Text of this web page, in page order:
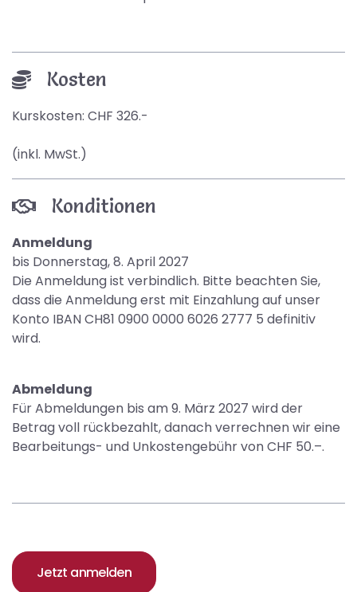
Kosten
Kurskosten: CHF 326.-
(inkl. MwSt.)
Konditionen
Anmeldung
bis Donnerstag, 8. April 2027
Die Anmeldung ist verbindlich. Bitte beachten Sie,
dass die Anmeldung erst mit Einzahlung auf unser
Konto IBAN CH81 0900 0000 6026 2777 5 definitiv
wird.
Abmeldung
Für Abmeldungen bis am 9. März 2027 wird der
Betrag voll rückbezahlt, danach verrechnen wir eine
Bearbeitungs- und Unkostengebühr von CHF 50.–.
Jetzt anmelden